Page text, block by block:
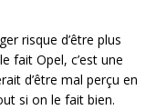
risque d’être plus
fait Opel, c’est une
d’être mal perçu en
si on le fait bien.